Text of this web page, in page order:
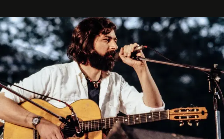
uno dei documenti più contemporanei che abbiamo.